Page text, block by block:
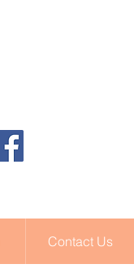
Contact Us